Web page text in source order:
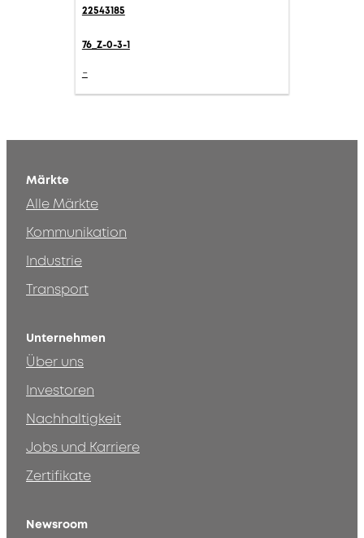
22543185
76_Z-0-3-1
-
Märkte
Alle Märkte
Kommunikation
Industrie
Transport
Unternehmen
Über uns
Investoren
Nachhaltigkeit
Jobs und Karriere
Zertifikate
Newsroom